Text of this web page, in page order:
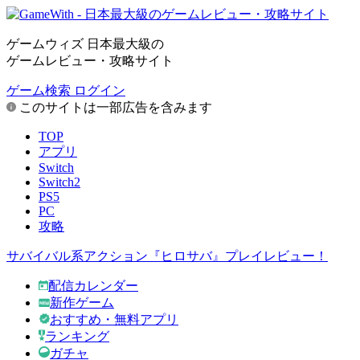
ゲームウィズ 日本最大級の
ゲームレビュー・攻略サイト
ゲーム検索 ログイン
このサイトは一部広告を含みます
TOP
アプリ
Switch
Switch2
PS5
PC
攻略
サバイバル系アクション『ヒロサバ』プレイレビュー！
配信カレンダー
新作ゲーム
おすすめ・無料アプリ
ランキング
ガチャ